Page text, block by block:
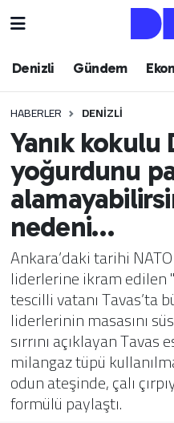
Denizli Gündem
HABERLER DENIZLI
Yanık kokulu
yoğurdunu
nedeni…
Ankara’daki tarihi
liderlerine ikram edilen
tescilli vatanı Tavas’ta
liderlerinin masasını
sırrını açıklayan Tavas
milangaz tüpü
odun ateşinde, çalı
formülü paylaştı.
Denizli
Ekonomi
Dünya
Spor
Magazin
Teknoloji
Yaşam
Sağlık
Hava Durumu
Trafik Durumu
Puan Durumu ve
Tüm Manşetler
Son Dakika Haberleri
Haber Arşivi